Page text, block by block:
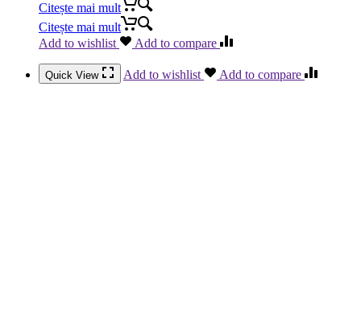
Citește mai mult
Citește mai mult
Add to wishlist
Add to compare
Quick View Add to wishlist Add to compare